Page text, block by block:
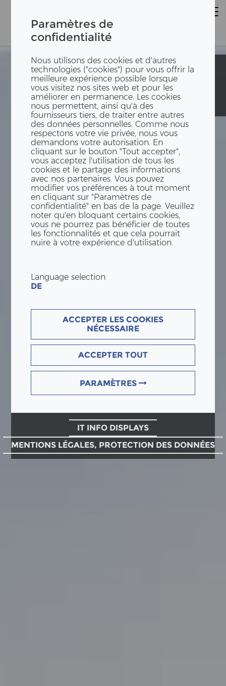
Paramètres de
confidentialité
Nous utilisons des cookies et d'autres
technologies ("cookies") pour vous offrir la
meilleure expérience possible lorsque
vous visitez nos sites web et pour les
améliorer en permanence. Les cookies
nous permettent, ainsi qu'à des
fournisseurs tiers, de traiter entre autres
des données personnelles. Comme nous
respectons votre vie privée, nous vous
demandons votre autorisation. En
cliquant sur le bouton "Tout accepter",
vous acceptez l'utilisation de tous les
cookies et le partage des informations
avec nos partenaires. Vous pouvez
modifier vos préférences à tout moment
en cliquant sur "Paramètres de
confidentialité" en bas de la page. Veuillez
noter qu'en bloquant certains cookies,
vous ne pourrez pas bénéficier de toutes
les fonctionnalités et que cela pourrait
nuire à votre expérience d'utilisation.
Language selection
DE
ACCEPTER LES COOKIES
NÉCESSAIRE
ACCEPTER TOUT
PARAMÈTRES
IT INFO DISPLAYS
MENTIONS LÉGALES, PROTECTION DES DONNÉES
Collaborate
Design of
prefabricated
Facades
(CODEFA)
Collaborate
Design of
prefabricated
Facades
(CODEFA)